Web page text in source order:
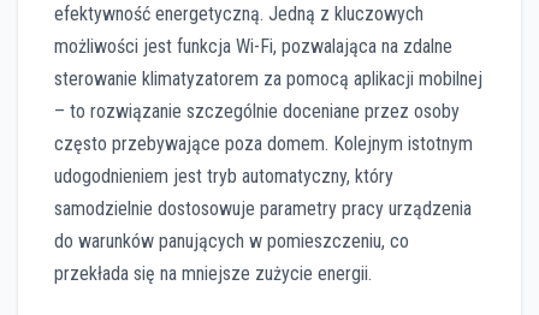
efektywność energetyczną. Jedną z kluczowych
możliwości jest funkcja Wi-Fi, pozwalająca na zdalne
sterowanie klimatyzatorem za pomocą aplikacji mobilnej
– to rozwiązanie szczególnie doceniane przez osoby
często przebywające poza domem. Kolejnym istotnym
udogodnieniem jest tryb automatyczny, który
samodzielnie dostosowuje parametry pracy urządzenia
do warunków panujących w pomieszczeniu, co
przekłada się na mniejsze zużycie energii.